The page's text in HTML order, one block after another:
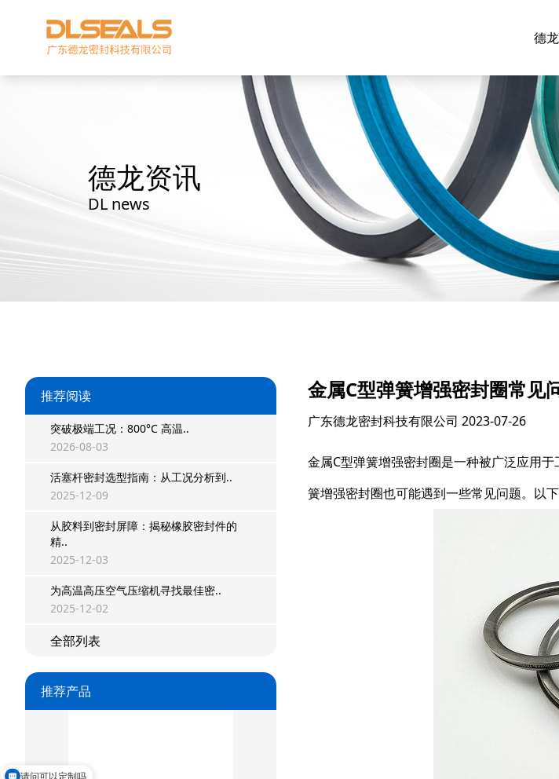
德
德龙资讯
DL news
推荐阅读
突破极端工况：800°C 高温..
2026-08-03
活塞杆密封选型指南：从工况分析到..
2025-12-09
从胶料到密封屏障：揭秘橡胶密封件的
精..
2025-12-03
为高温高压空气压缩机寻找最佳密..
2025-12-02
全部列表
推荐产品
阶梯组合封
金属C型弹簧增强密封圈常见
广东德龙密封科技有限公司 2023-07-26
金属C型弹簧增强密封圈是一种被广泛应用
簧增强密封圈也可能遇到一些常见问题。以
请问可以定制吗